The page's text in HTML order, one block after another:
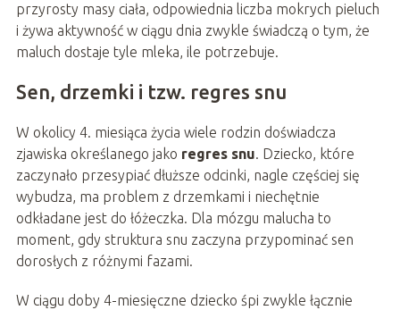
przyrosty masy ciała, odpowiednia liczba mokrych pieluch
i żywa aktywność w ciągu dnia zwykle świadczą o tym, że
maluch dostaje tyle mleka, ile potrzebuje.
Sen, drzemki i tzw. regres snu
W okolicy 4. miesiąca życia wiele rodzin doświadcza
zjawiska określanego jako regres snu. Dziecko, które
zaczynało przesypiać dłuższe odcinki, nagle częściej się
wybudza, ma problem z drzemkami i niechętnie
odkładane jest do łóżeczka. Dla mózgu malucha to
moment, gdy struktura snu zaczyna przypominać sen
dorosłych z różnymi fazami.
W ciągu doby 4-miesięczne dziecko śpi zwykle łącznie